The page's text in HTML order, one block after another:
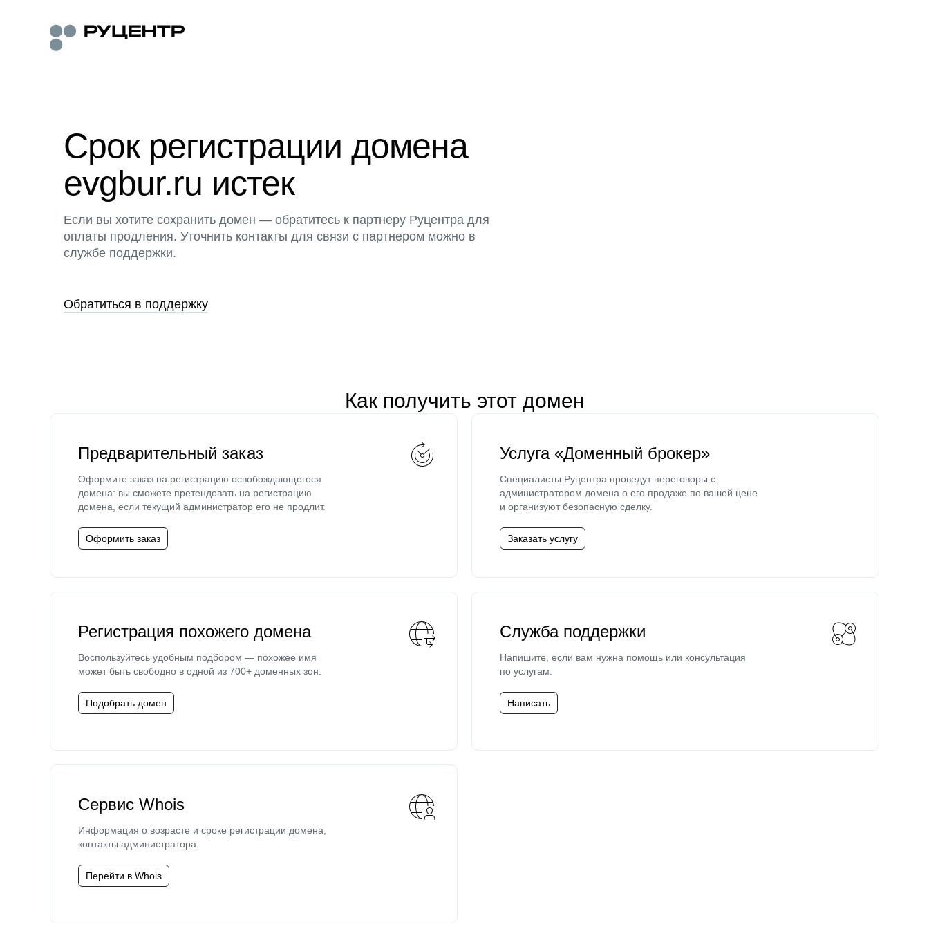
Срок регистрации домена
evgbur.ru истек
Если вы хотите сохранить домен — обратитесь к партнеру Руцентра для
оплаты продления. Уточнить контакты для связи с партнером можно в
службе поддержки.
Обратиться в поддержку
Как получить этот домен
Предварительный заказ
Оформите заказ на регистрацию освобождающегося
домена: вы сможете претендовать на регистрацию
домена, если текущий администратор его не продлит.
Оформить заказ
Услуга «Доменный брокер»
Специалисты Руцентра проведут переговоры с
администратором домена о его продаже по вашей цене
и организуют безопасную сделку.
Заказать услугу
Регистрация похожего домена
Воспользуйтесь удобным подбором — похожее имя
может быть свободно в одной из 700+ доменных зон.
Подобрать домен
Служба поддержки
Напишите, если вам нужна помощь или консультация
по услугам.
Написать
Сервис Whois
Информация о возрасте и сроке регистрации домена,
контакты администратора.
Перейти в Whois